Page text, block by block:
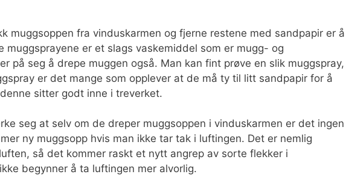
muggsoppen fra vinduskarmen og fjerne restene med sandpapir er å
muggsprayene er et slags vaskemiddel som er mugg- og
på seg å drepe muggen også. Man kan fint prøve en slik muggspray,
er det mange som opplever at de må ty til litt sandpapir for å
sitter godt inne i treverket.
seg at selv om de dreper muggsoppen i vinduskarmen er det ingen
ny muggsopp hvis man ikke tar tak i luftingen. Det er nemlig
så det kommer raskt et nytt angrep av sorte flekker i
begynner å ta luftingen mer alvorlig.